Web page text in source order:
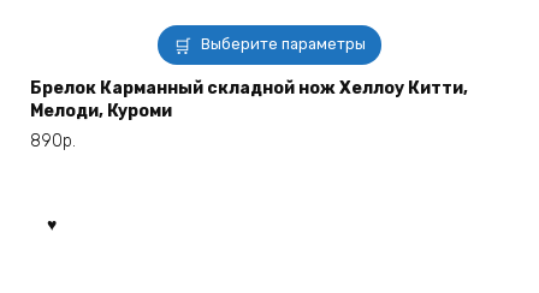
Выберите параметры
Этот
товар
имеет
Брелок Карманный складной нож Хеллоу Китти,
Мелоди, Куроми
890р.